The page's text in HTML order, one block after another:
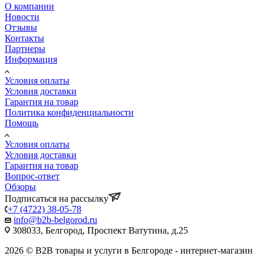
О компании
Новости
Отзывы
Контакты
Партнеры
Информация
Условия оплаты
Условия доставки
Гарантия на товар
Политика конфиденциальности
Помощь
Условия оплаты
Условия доставки
Гарантия на товар
Вопрос-ответ
Обзоры
Подписаться на рассылку
+7 (4722) 38-05-78
info@b2b-belgorod.ru
308033, Белгород, Проспект Ватутина, д.25
2026 © B2B товары и услуги в Белгороде - интернет-магазин